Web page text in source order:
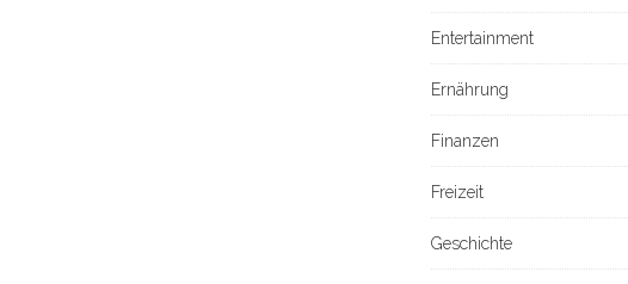
Entertainment
Ernährung
Finanzen
Freizeit
Geschichte